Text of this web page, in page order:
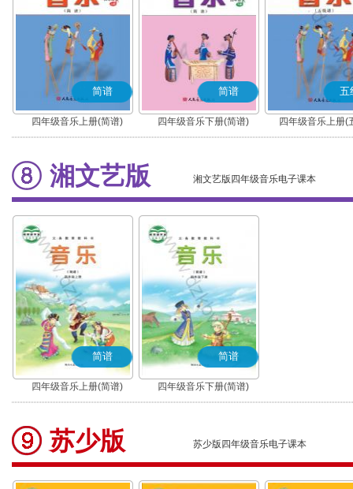
简谱
四年级音乐上册(简谱)
简谱
四年级音乐下册(简谱)
五
四年级音乐上册(
湘文艺版 湘文艺版四年级音乐电子课本
简谱
四年级音乐上册(简谱)
简谱
四年级音乐下册(简谱)
苏少版 苏少版四年级音乐电子课本